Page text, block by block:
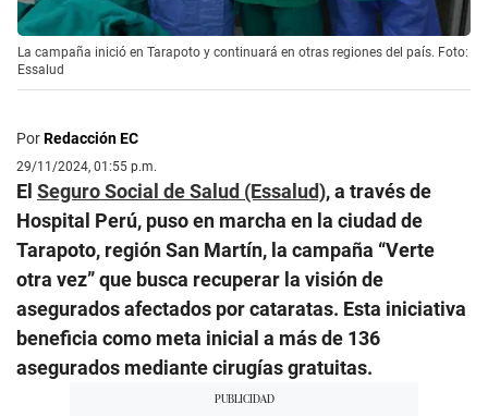
La campaña inició en Tarapoto y continuará en otras regiones del país. Foto:
Essalud
PorRedacción EC
29/11/2024, 01:55 p.m.
El Seguro Social de Salud (Essalud), a través de
Hospital Perú, puso en marcha en la ciudad de
Tarapoto, región San Martín, la campaña “Verte
otra vez” que busca recuperar la visión de
asegurados afectados por cataratas. Esta iniciativa
beneficia como meta inicial a más de 136
asegurados mediante cirugías gratuitas.